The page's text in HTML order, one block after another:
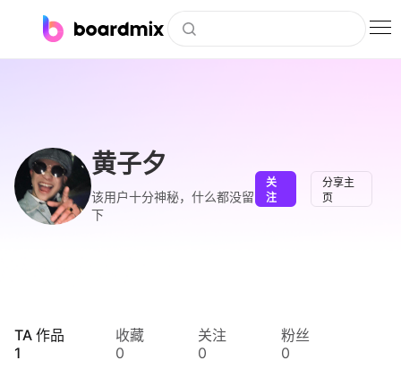
下载
会员
企业服务
黄子夕
该用户十分神秘，什么都没留
下
关
注
分享主
页
TA 作品
1
收藏
0
关注
0
粉丝
0